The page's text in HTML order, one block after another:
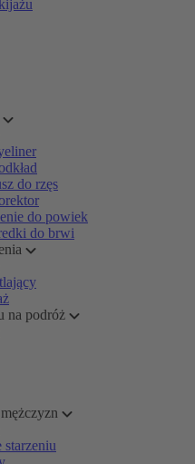
do rzęs
do powiek
do brwi
na podróż
starzeniu